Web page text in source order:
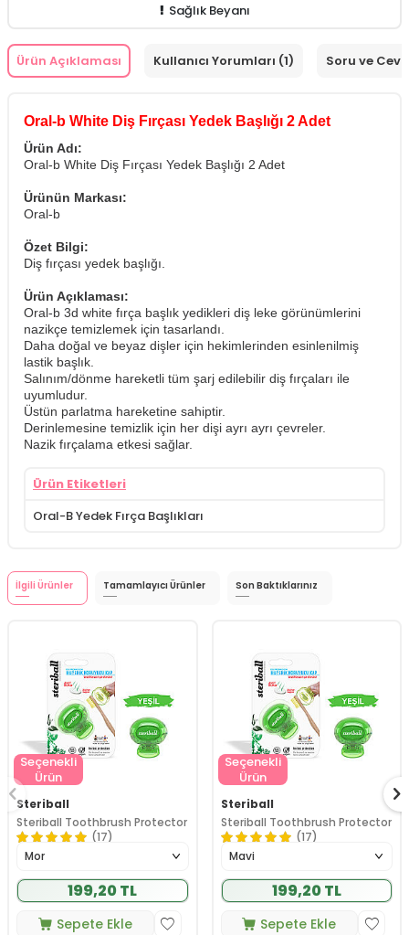
Sağlık Beyanı
Ürün Açıklaması Kullanıcı Yorumları (1) Soru ve
Oral-b White Diş Fırçası Yedek Başlığı 2 Adet
Ürün Adı:
Oral-b White Diş Fırçası Yedek Başlığı 2 Adet
Ürünün Markası:
Oral-b
Özet Bilgi:
Diş fırçası yedek başlığı.
Ürün Açıklaması:
Oral-b 3d white fırça başlık yedikleri diş leke görünümlerini
nazikçe temizlemek için tasarlandı.
Daha doğal ve beyaz dişler için hekimlerinden esinlenilmiş
lastik başlık.
Salınım/dönme hareketli tüm şarj edilebilir diş fırçaları ile
uyumludur.
Üstün parlatma hareketine sahiptir.
Derinlemesine temizlik için her dişi ayrı ayrı çevreler.
Nazik fırçalama etkesi sağlar.
Ürün Etiketleri
Oral-B Yedek Fırça Başlıkları
İlgili Ürünler Tamamlayıcı Ürünler Son Baktıklarınız
Seçenekli
Ürün
Steriball
Steriball Toothbrush Protector
(17)
199,20 TL
Sepete Ekle
Seçenekli
Ürün
Steriball
Steriball Toothbrush Protector
(17)
199,20 TL
Sepete Ekle